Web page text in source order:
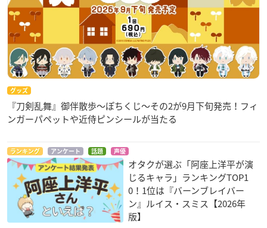
グッズ
『刀剣乱舞』御伴散歩～ぽちくじ～その2が9月下旬発売！フィ
ンガーパペットや近侍ピンシールが当たる
ランキング アンケート 話題 声優
オタクが選ぶ「阿座上洋平が演
じるキャラ」ランキングTOP1
0！1位は『バーンブレイバー
ン』ルイス・スミス【2026年
版】